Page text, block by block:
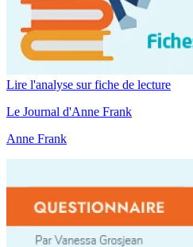
Lire l'analyse sur fiche de lecture
Le Journal d'Anne Frank
Anne Frank